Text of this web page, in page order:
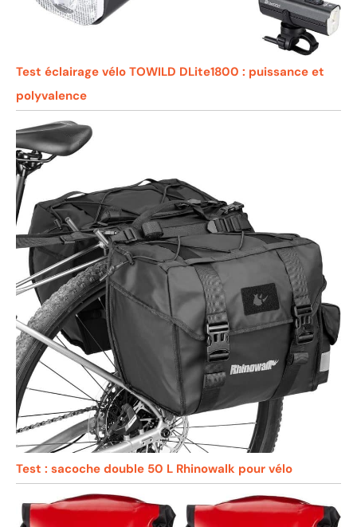
Test éclairage vélo TOWILD DLite1800 : puissance et
polyvalence
Test : sacoche double 50 L Rhinowalk pour vélo